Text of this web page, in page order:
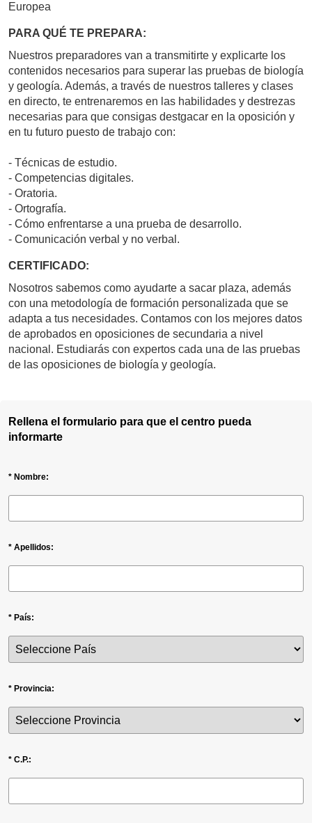
Europea
PARA QUÉ TE PREPARA:
Nuestros preparadores van a transmitirte y explicarte los
contenidos necesarios para superar las pruebas de biología
y geología. Además, a través de nuestros talleres y clases
en directo, te entrenaremos en las habilidades y destrezas
necesarias para que consigas destgacar en la oposición y
en tu futuro puesto de trabajo con:
- Técnicas de estudio.
- Competencias digitales.
- Oratoria.
- Ortografía.
- Cómo enfrentarse a una prueba de desarrollo.
- Comunicación verbal y no verbal.
CERTIFICADO:
Nosotros sabemos como ayudarte a sacar plaza, además
con una metodología de formación personalizada que se
adapta a tus necesidades. Contamos con los mejores datos
de aprobados en oposiciones de secundaria a nivel
nacional. Estudiarás con expertos cada una de las pruebas
de las oposiciones de biología y geología.
Rellena el formulario para que el centro pueda
informarte
* Nombre:
* Apellidos:
* País:
* Provincia:
* C.P.: